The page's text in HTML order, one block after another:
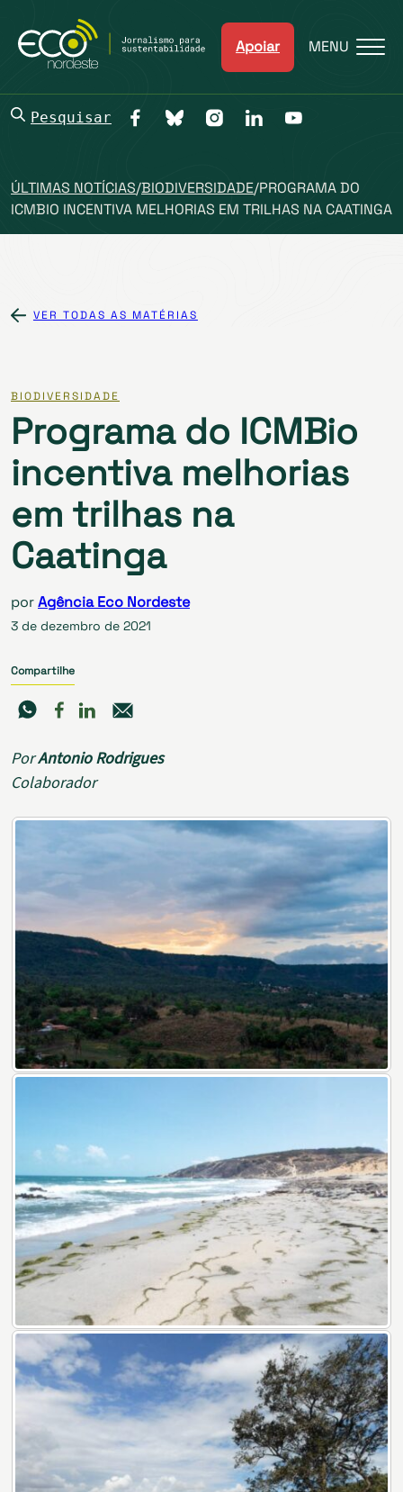
Apoiar MENU
Pesquisar
ÚLTIMAS NOTÍCIAS/BIODIVERSIDADE/PROGRAMA DO
ICMBIO INCENTIVA MELHORIAS EM TRILHAS NA CAATINGA
VER TODAS AS MATÉRIAS
BIODIVERSIDADE
Programa do ICMBio
incentiva melhorias
em trilhas na
Caatinga
porAgência Eco Nordeste
3 de dezembro de 2021
Compartilhe
PorAntonio Rodrigues
Colaborador